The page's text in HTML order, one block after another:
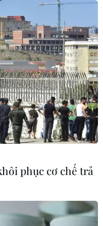
Anh
ôtô
phục cơ chế trả